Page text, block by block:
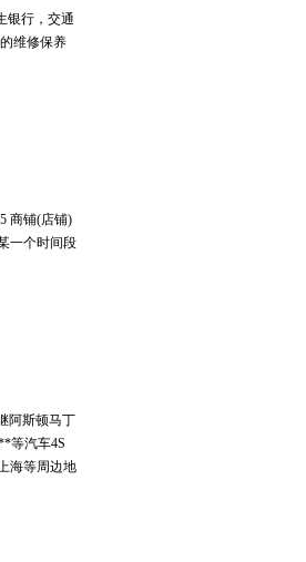
银行，交通
维修保养
商铺(店铺)
一个时间段
阿斯顿马丁
等汽车4S
海等周边地